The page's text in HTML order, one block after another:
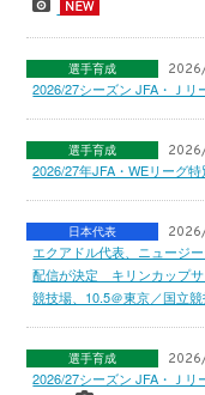
選手育成
2026/27シーズン JFA・Ｊ
選手育成
2026/27年JFA・WEリーグ
日本代表
エクアドル代表、ニュージ
配信が決定 キリンカップサ
競技場、10.5＠東京／国立
選手育成
2026/27シーズン JFA・Ｊリ